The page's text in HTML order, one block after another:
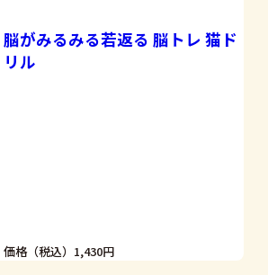
脳がみるみる若返る 脳トレ 猫ド
リル
価格（税込）1,430円